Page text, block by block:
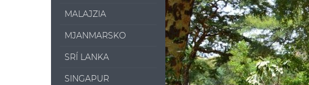
MALAJZIA
MJANMARSKO
SRÍ LANKA
SINGAPUR